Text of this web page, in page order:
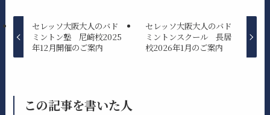
セレッソ大阪大人のバド
ミントン塾 尼崎校2025
年12月開催のご案内
セレッソ大阪大人のバド
ミントンスクール 長居
校2026年1月のご案内
この記事を書いた人